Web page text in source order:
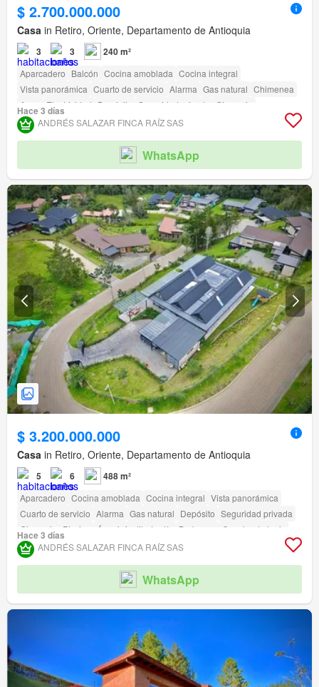
$ 2.700.000.000
Casa in Retiro, Oriente, Departamento de Antioquia
3 3 240 m²
Aparcadero Balcón Cocina amoblada Cocina integral
Vista panorámica Cuarto de servicio Alarma Gas natural Chimenea
Agua
Electricidad Depósito Seguridad privada
Gimnasio
Área infantil Jardín Barbecue Cancha de tenis
Hace 3 días
ANDRÉS SALAZAR FINCA RAÍZ SAS
WhatsApp
$ 3.200.000.000
Casa in Retiro, Oriente, Departamento de Antioquia
5 6 488 m²
Aparcadero Cocina amoblada Cocina integral Vista panorámica
Cuarto de servicio Alarma Gas natural Depósito Seguridad privada
Gimnasio
Piscina Área infantil Jardín Barbecue Cancha de tenis
Hace 3 días
ANDRÉS SALAZAR FINCA RAÍZ SAS
WhatsApp